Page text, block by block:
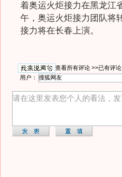
着奥运火炬接力在黑龙江
午，奥运火炬接力团队将
接力将在长春上演。
查看所有评论 >>已有评论
用户：